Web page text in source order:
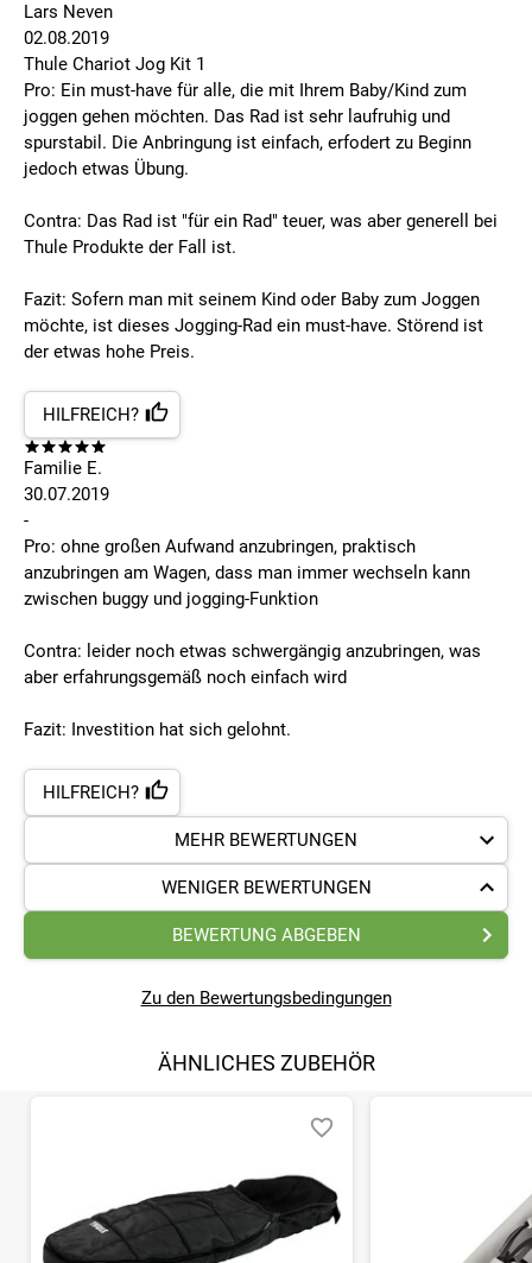
Lars Neven
02.08.2019
Thule Chariot Jog Kit 1
Pro: Ein must-have für alle, die mit Ihrem Baby/Kind zum
joggen gehen möchten. Das Rad ist sehr laufruhig und
spurstabil. Die Anbringung ist einfach, erfodert zu Beginn
jedoch etwas Übung.
Contra: Das Rad ist "für ein Rad" teuer, was aber generell bei
Thule Produkte der Fall ist.
Fazit: Sofern man mit seinem Kind oder Baby zum Joggen
möchte, ist dieses Jogging-Rad ein must-have. Störend ist
der etwas hohe Preis.
HILFREICH?
Familie E.
30.07.2019
-
Pro: ohne großen Aufwand anzubringen, praktisch
anzubringen am Wagen, dass man immer wechseln kann
zwischen buggy und jogging-Funktion
Contra: leider noch etwas schwergängig anzubringen, was
aber erfahrungsgemäß noch einfach wird
Fazit: Investition hat sich gelohnt.
HILFREICH?
MEHR BEWERTUNGEN
WENIGER BEWERTUNGEN
BEWERTUNG ABGEBEN
Zu den Bewertungsbedingungen
ÄHNLICHES ZUBEHÖR